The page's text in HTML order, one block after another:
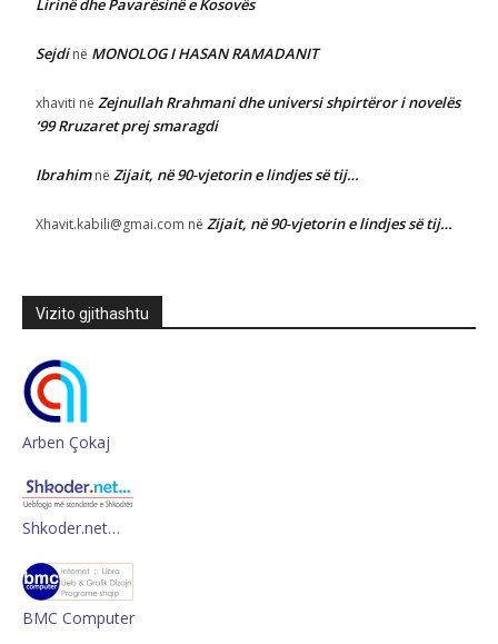
Lirinë dhe Pavarësinë e Kosovës
Sejdinë MONOLOG I HASAN RAMADANIT
xhaviti në Zejnullah Rrahmani dhe universi shpirtëror i novelës
‘99 Rruzaret prej smaragdi
Ibrahimnë Zijait, në 90-vjetorin e lindjes së tij…
Xhavit.kabili@gmai.com në Zijait, në 90-vjetorin e lindjes së tij…
Vizito gjithashtu
Arben Çokaj
Shkoder.net…
BMC Computer